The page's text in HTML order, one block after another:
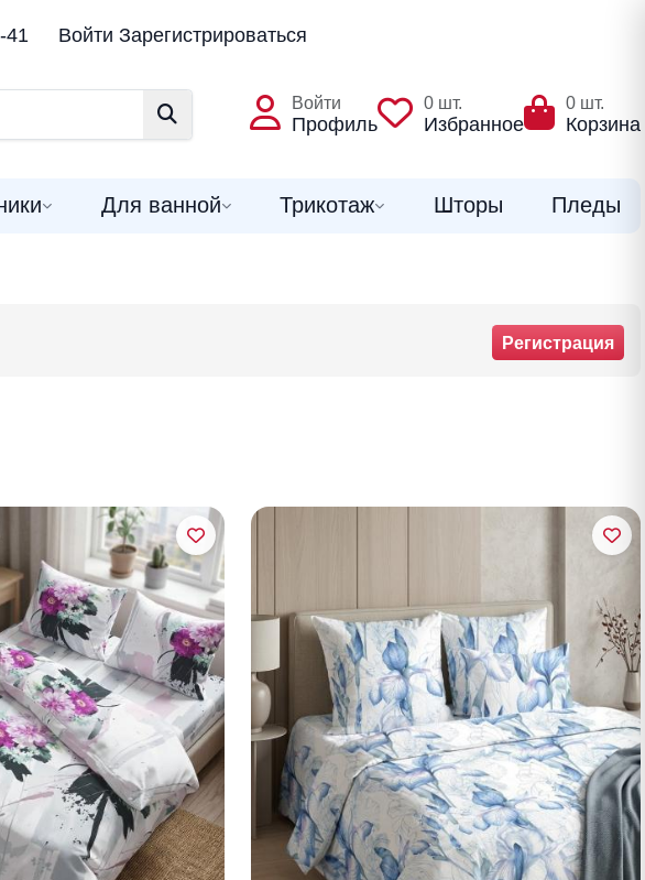
41 Войти Зарегистрироваться
Войти
Профиль
0 шт.
Избранное
0 шт.
Корзина
Для ванной Трикотаж Шторы Пледы
Регистрация